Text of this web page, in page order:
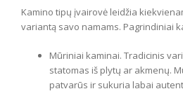
Kamino tipų įvairovė leidžia
variantą savo namams. Pagrindiniai
Mūriniai kaminai. Tradicinis
statomas iš plytų ar akmenų.
patvarūs ir sukuria labai